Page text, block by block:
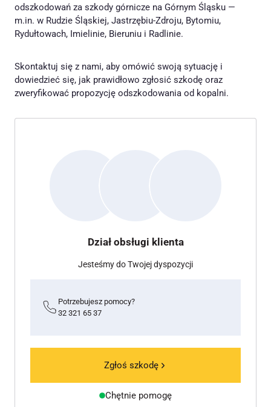
odszkodowań za szkody górnicze na Górnym Śląsku —
m.in. w Rudzie Śląskiej, Jastrzębiu-Zdroju, Bytomiu,
Rydułtowach, Imielinie, Bieruniu i Radlinie.
Skontaktuj się z nami, aby omówić swoją sytuację i
dowiedzieć się, jak prawidłowo zgłosić szkodę oraz
zweryfikować propozycję odszkodowania od kopalni.
Dział obsługi klienta
Jesteśmy do Twojej dyspozycji
Potrzebujesz pomocy?
32 321 65 37
Zgłoś szkodę
Chętnie pomogę